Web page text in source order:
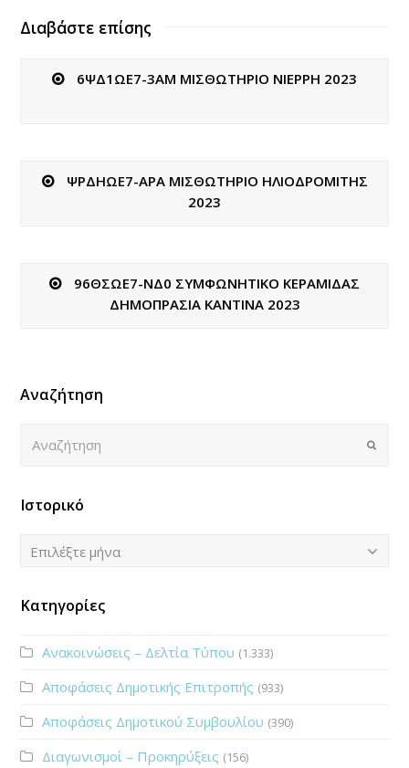
Διαβάστε επίσης
6ΨΔ1ΩΕ7-3ΑΜ ΜΙΣΘΩΤΗΡΙΟ ΝΙΕΡΡΗ 2023
ΨΡΔΗΩΕ7-ΑΡΑ ΜΙΣΘΩΤΗΡΙΟ ΗΛΙΟΔΡΟΜΙΤΗΣ
2023
96ΘΣΩΕ7-ΝΔ0 ΣΥΜΦΩΝΗΤΙΚΟ ΚΕΡΑΜΙΔΑΣ
ΔΗΜΟΠΡΑΣΙΑ ΚΑΝΤΙΝΑ 2023
Αναζήτηση
Submit
Ιστορικό
Ιστορικό
Επιλέξτε μήνα
Κατηγορίες
Ανακοινώσεις – Δελτία Τύπου (1.333)
Αποφάσεις Δημοτικής Επιτροπής (933)
Αποφάσεις Δημοτικού Συμβουλίου (390)
Διαγωνισμοί – Προκηρύξεις (156)